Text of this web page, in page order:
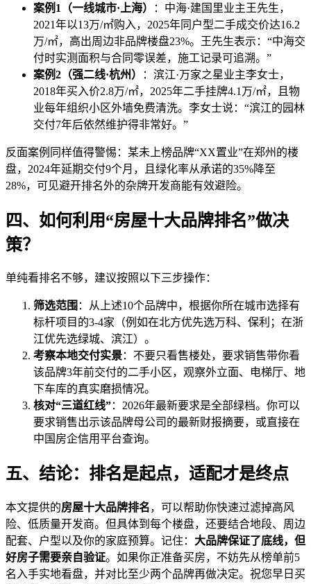
案例1（一线城市·上海）
：中海·建国里业主王先生，
2021年以13万/㎡购入，2025年同户型二手成交价达16.2
万/㎡，高出周边非品牌楼盘23%。王先生表示：“中海交
付时实测面积与合同零误差，施工记录可追溯。”
案例2（强二线·杭州）
：滨江·万家之星业主李女士，
2018年买入价2.8万/㎡，2025年二手挂牌4.1万/㎡，且物
业每年组织小区外墙免费清洗。李女士说：“滨江的园林
交付7年后依然维护得非常好。”
反面案例同样值得警惕：某未上榜品牌“XX置业”在郑州的楼
盘，2024年延期交付9个月，且绿化率从承诺的35%降至
28%，可见避开排名外的杂牌开发商能有效避险。
四、如何利用“房屋十大品牌排名”做决
策？
单纯看排名不够，建议按照以下三步操作：
筛选范围 ：从上述10个品牌中，根据你所在城市选择有
标杆项目的3-4家（例如在北方优先选万科、保利；在浙
江优先选绿城、滨江）。
考察本地交付实景：不要只看售楼处，要求销售带你看
该品牌3年前交付的二手小区，观察外立面、电梯厅、地
下车库的真实磨损情况。
核对“三道红线”：2026年最新要求是全部绿档。你可以
要求销售出示该品牌母公司的最新财报摘要，或直接在
中国房企信用平台查询。
五、结论：排名是起点，适配才是终点
本文提供的房屋十大品牌排名，可以帮助你快速过滤掉高风
险、低质量开发商。但具体到每个楼盘，还要结合地段、周边
配套、户型以及你的家庭预算。记住： 大品牌保证了底线，但
好房子需要亲自验证。如果你正准备买房，不妨先从榜单前5
名入手实地看盘，并对比至少两个品牌再做决定。祝您早日买